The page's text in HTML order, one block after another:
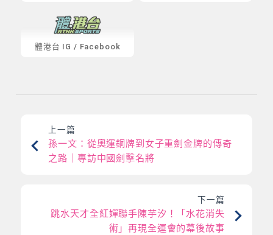
體港台 IG / Facebook
上一篇
孫一文：從奧運銅牌到女子重劍金牌的傳奇
之路｜專訪中國劍擊名將
下一篇
跳水天才全紅嬋聯手陳芋汐！「水花消失
術」再現全運會的幕後故事